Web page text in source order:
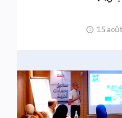
خلال السبعة الأشهر
الجبري في تصريح إعلامي
قامت خلال نفس الفترة بـ
1354 مداهمة لمحلات وشركات كما قامت بـ 18397
15